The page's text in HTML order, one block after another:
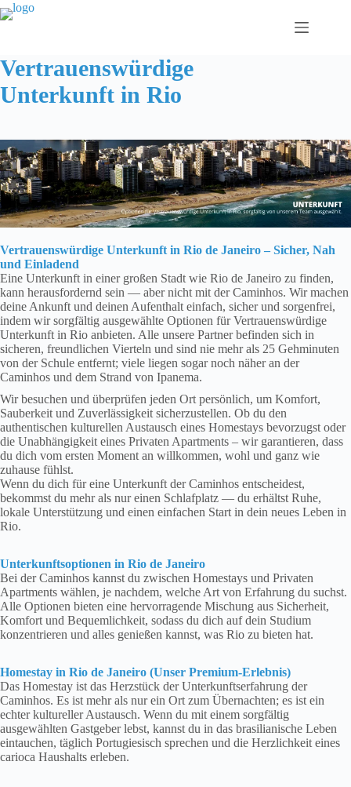
Zum
Inhalt
Vertrauenswürdige
Unterkunft in Rio
Vertrauenswürdige Unterkunft in Rio de Janeiro – Sicher, Nah
und Einladend
Eine Unterkunft in einer großen Stadt wie Rio de Janeiro zu finden,
kann herausfordernd sein — aber nicht mit der Caminhos. Wir machen
deine Ankunft und deinen Aufenthalt einfach, sicher und sorgenfrei,
indem wir sorgfältig ausgewählte Optionen für Vertrauenswürdige
Unterkunft in Rio anbieten. Alle unsere Partner befinden sich in
sicheren, freundlichen Vierteln und sind nie mehr als 25 Gehminuten
von der Schule entfernt; viele liegen sogar noch näher an der
Caminhos und dem Strand von Ipanema.
Wir besuchen und überprüfen jeden Ort persönlich, um Komfort,
Sauberkeit und Zuverlässigkeit sicherzustellen. Ob du den
authentischen kulturellen Austausch eines Homestays bevorzugst oder
die Unabhängigkeit eines Privaten Apartments – wir garantieren, dass
du dich vom ersten Moment an willkommen, wohl und ganz wie
zuhause fühlst.
Wenn du dich für eine Unterkunft der Caminhos entscheidest,
bekommst du mehr als nur einen Schlafplatz — du erhältst Ruhe,
lokale Unterstützung und einen einfachen Start in dein neues Leben in
Rio.
Unterkunftsoptionen in Rio de Janeiro
Bei der Caminhos kannst du zwischen Homestays und Privaten
Apartments wählen, je nachdem, welche Art von Erfahrung du suchst.
Alle Optionen bieten eine hervorragende Mischung aus Sicherheit,
Komfort und Bequemlichkeit, sodass du dich auf dein Studium
konzentrieren und alles genießen kannst, was Rio zu bieten hat.
Homestay in Rio de Janeiro (Unser Premium-Erlebnis)
Das Homestay ist das Herzstück der Unterkunftserfahrung der
Caminhos. Es ist mehr als nur ein Ort zum Übernachten; es ist ein
echter kultureller Austausch. Wenn du mit einem sorgfältig
ausgewählten Gastgeber lebst, kannst du in das brasilianische Leben
eintauchen, täglich Portugiesisch sprechen und die Herzlichkeit eines
carioca Haushalts erleben.